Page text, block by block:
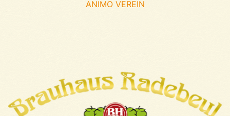
ANIMO VEREIN